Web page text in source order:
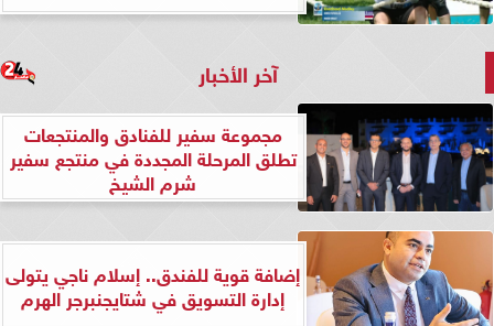
آخر الأخبار
مجموعة سفير للفنادق والمنتجعات
تطلق المرحلة المجددة في منتجع سفير
شرم الشيخ
إضافة قوية للفندق.. إسلام ناجي يتولى
إدارة التسويق في شتايجنبرجر الهرم